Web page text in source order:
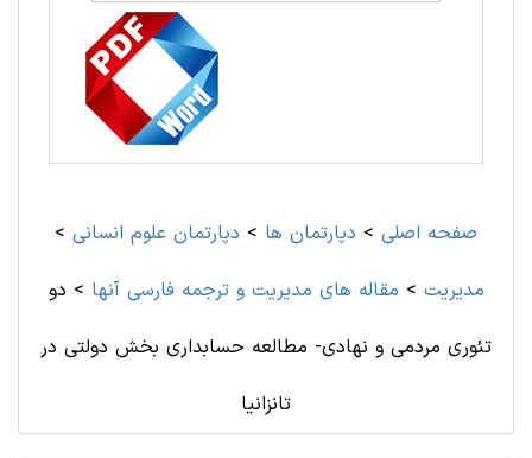
صفحه اصلی > دپارتمان ها > دپارتمان علوم انسانی >
مديريت > مقاله های مديريت و ترجمه فارسی آنها > دو
تئوری مردمی و نهادی- مطالعه حسابداری بخش دولتی در
تانزانیا